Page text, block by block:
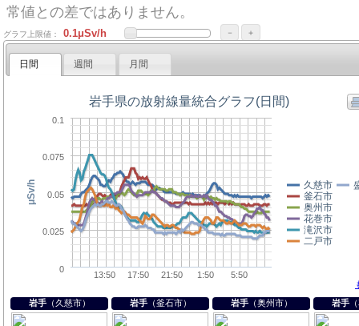
常値との差ではありません。
グラフ上限値： － ＋
日間 週間 月間
岩手（久慈市） 岩手（釜石市） 岩手（奥州市） 岩手